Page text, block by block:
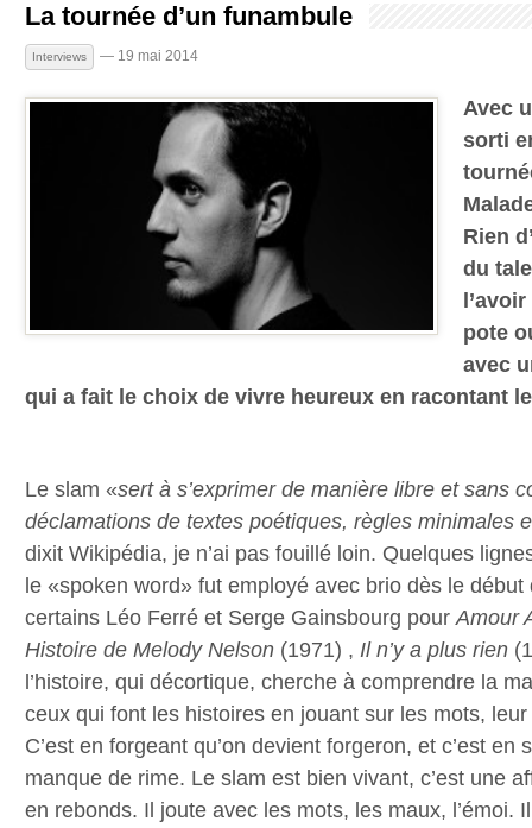
La tournée d’un funambule
Interviews — 19 mai 2014
Avec
sorti
Rien
du
pote
avec
qui a fait le choix de vivre heureux en racontant
Le slam «sert à s’exprimer de manière libre et sans
déclamations de textes poétiques, règles minimales
dixit Wikipédia, je n’ai pas fouillé loin. Quelques
le «spoken word» fut employé avec brio dès le
certains Léo Ferré et Serge Gainsbourg pour Amour
Histoire de Melody Nelson (1971) , Il n’y a plus rien
l’histoire, qui décortique, cherche à comprendre la
ceux qui font les histoires en jouant sur les mots,
C’est en forgeant qu’on devient forgeron, et c’est en
manque de rime. Le slam est bien vivant, c’est une
en rebonds. Il joute avec les mots, les maux, l’émoi.